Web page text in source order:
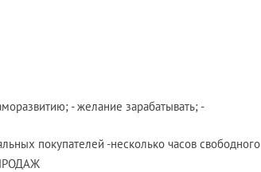
- желание зарабатывать; -
покупателей -несколько часов свободного